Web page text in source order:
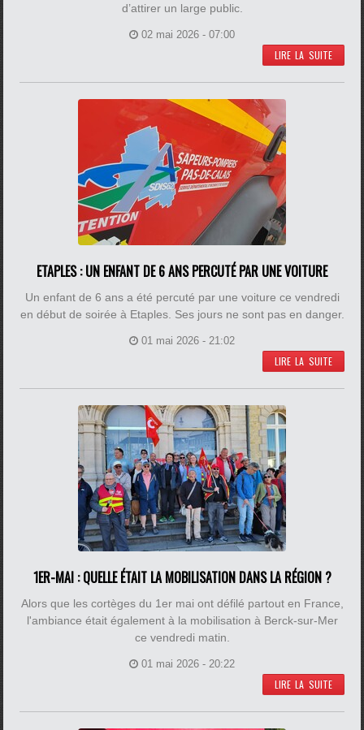
d’attirer un large public.
02 mai 2026 - 07:00
LIRE LA SUITE
ETAPLES : UN ENFANT DE 6 ANS PERCUTÉ PAR UNE VOITURE
Un enfant de 6 ans a été percuté par une voiture ce vendredi
en début de soirée à Etaples. Ses jours ne sont pas en danger.
01 mai 2026 - 21:02
LIRE LA SUITE
1ER-MAI : QUELLE ÉTAIT LA MOBILISATION DANS LA RÉGION ?
Alors que les cortèges du 1er mai ont défilé partout en France,
l'ambiance était également à la mobilisation à Berck-sur-Mer
ce vendredi matin.
01 mai 2026 - 20:22
LIRE LA SUITE